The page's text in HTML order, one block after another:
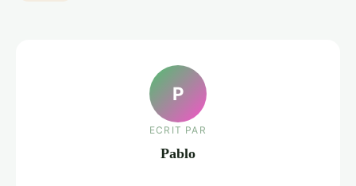
P
ECRIT PAR
Pablo